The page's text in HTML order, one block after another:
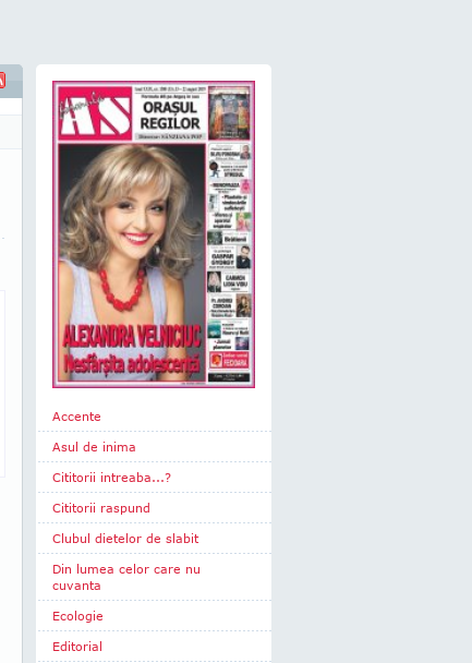
Accente
Asul de inima
Cititorii intreaba...?
Cititorii raspund
Clubul dietelor de slabit
Din lumea celor care nu
cuvanta
Ecologie
Editorial